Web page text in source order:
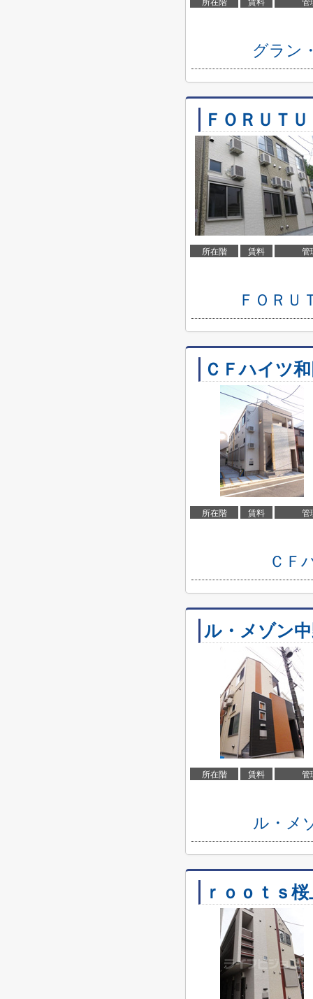
所在階 賃料 管
グラン
ＦＯＲＵＴ
所在階 賃料 管
ＦＯＲＵ
ＣＦハイツ
所在階 賃料 管
ＣＦ
ル・メゾン
所在階 賃料 管
ル・メ
ｒｏｏｔｓ